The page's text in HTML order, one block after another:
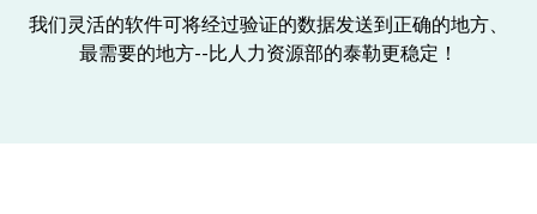
我们灵活的软件可将经过验证的数据发送到正确的地方、
最需要的地方--比人力资源部的泰勒更稳定！